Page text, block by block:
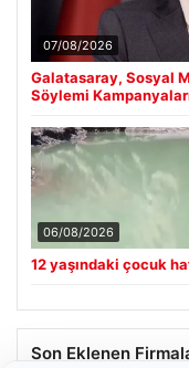
07/08/2026
Galatasaray, Sosyal
Söylemi
06/08/2026
12 yaşındaki çocuk
Son Eklenen